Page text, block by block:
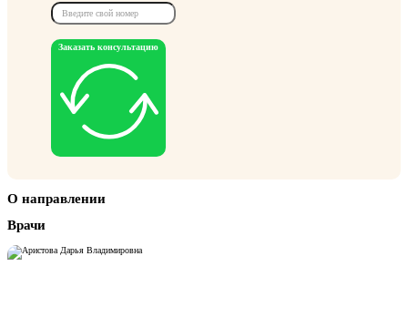
Заказать консультацию
О направлении
Врачи